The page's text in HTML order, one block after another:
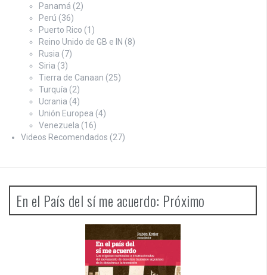
Panamá (2)
Perú (36)
Puerto Rico (1)
Reino Unido de GB e IN (8)
Rusia (7)
Siria (3)
Tierra de Canaan (25)
Turquía (2)
Ucrania (4)
Unión Europea (4)
Venezuela (16)
Videos Recomendados (27)
En el País del sí me acuerdo: Próximo